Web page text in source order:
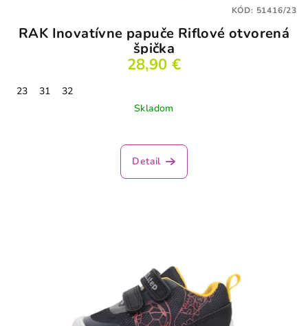
RAK Inovatívne papuče Riflové otvorená
špička
28,90 €
23 31
32
Skladom
Detail
KÓD: 51416/23